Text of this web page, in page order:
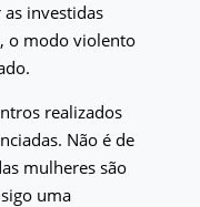
investidas
o modo violento
realizados
Não é de
mulheres são
uma